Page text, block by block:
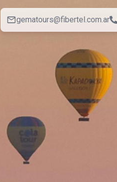
gematours@fibertel.com.ar